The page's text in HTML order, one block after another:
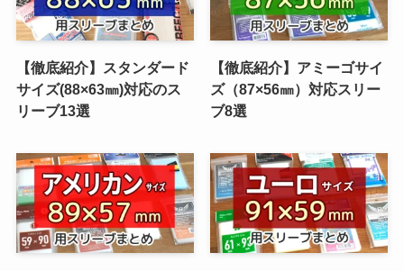
【徹底紹介】スタンダード
サイズ(88×63㎜)対応のス
リーブ13選
【徹底紹介】アミーゴサイ
ズ（87×56㎜）対応スリー
ブ8選